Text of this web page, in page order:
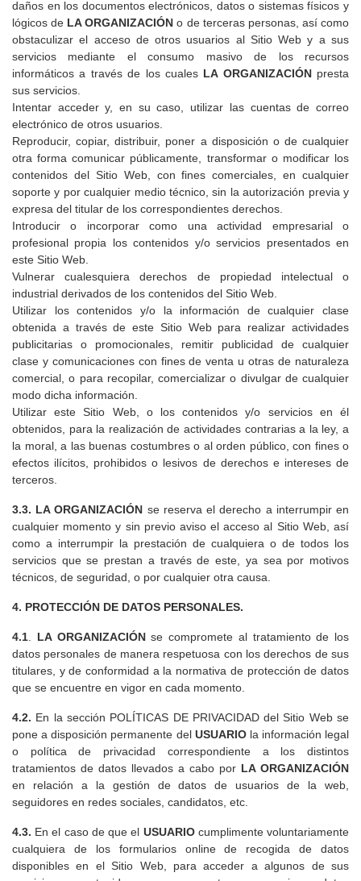
daños en los documentos electrónicos, datos o sistemas físicos y
lógicos de LA ORGANIZACIÓN o de terceras personas, así como
obstaculizar el acceso de otros usuarios al Sitio Web y a sus
servicios mediante el consumo masivo de los recursos
informáticos a través de los cuales LA ORGANIZACIÓNpresta
sus servicios.
Intentar acceder y, en su caso, utilizar las cuentas de correo
electrónico de otros usuarios.
Reproducir, copiar, distribuir, poner a disposición o de cualquier
otra forma comunicar públicamente, transformar o modificar los
contenidos del Sitio Web, con fines comerciales, en cualquier
soporte y por cualquier medio técnico, sin la autorización previa y
expresa del titular de los correspondientes derechos.
Introducir o incorporar como una actividad empresarial o
profesional propia los contenidos y/o servicios presentados en
este Sitio Web.
Vulnerar cualesquiera derechos de propiedad intelectual o
industrial derivados de los contenidos del Sitio Web.
Utilizar los contenidos y/o la información de cualquier clase
obtenida a través de este Sitio Web para realizar actividades
publicitarias o promocionales, remitir publicidad de cualquier
clase y comunicaciones con fines de venta u otras de naturaleza
comercial, o para recopilar, comercializar o divulgar de cualquier
modo dicha información.
Utilizar este Sitio Web, o los contenidos y/o servicios en él
obtenidos, para la realización de actividades contrarias a la ley, a
la moral, a las buenas costumbres o al orden público, con fines o
efectos ilícitos, prohibidos o lesivos de derechos e intereses de
terceros.
3.3. LA ORGANIZACIÓN se reserva el derecho a interrumpir en
cualquier momento y sin previo aviso el acceso al Sitio Web, así
como a interrumpir la prestación de cualquiera o de todos los
servicios que se prestan a través de este, ya sea por motivos
técnicos, de seguridad, o por cualquier otra causa.
4. PROTECCIÓN DE DATOS PERSONALES.
4.1. LA ORGANIZACIÓNse compromete al tratamiento de los
datos personales de manera respetuosa con los derechos de sus
titulares, y de conformidad a la normativa de protección de datos
que se encuentre en vigor en cada momento.
4.2. En la sección POLÍTICAS DE PRIVACIDAD del Sitio Web se
pone a disposición permanente del USUARIOla información legal
o política de privacidad correspondiente a los distintos
tratamientos de datos llevados a cabo por LA ORGANIZACIÓN
en relación a la gestión de datos de usuarios de la web,
seguidores en redes sociales, candidatos, etc.
4.3. En el caso de que el USUARIOcumplimente voluntariamente
cualquiera de los formularios online de recogida de datos
disponibles en el Sitio Web, para acceder a algunos de sus